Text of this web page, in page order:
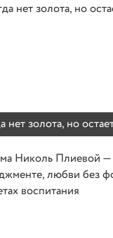
нет золота, но